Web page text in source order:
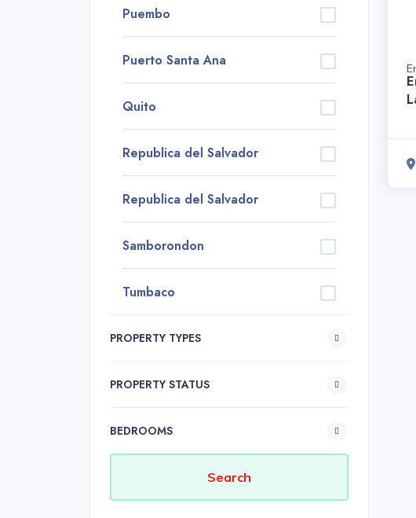
Puembo
Puerto Santa Ana
Quito
Republica del Salvador
Republica del Salvador
Samborondon
Tumbaco
PROPERTY TYPES
PROPERTY STATUS
BEDROOMS